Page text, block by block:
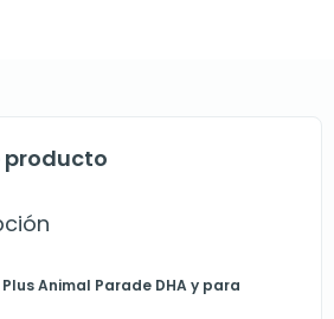
producto
Animal Parade DHA y para